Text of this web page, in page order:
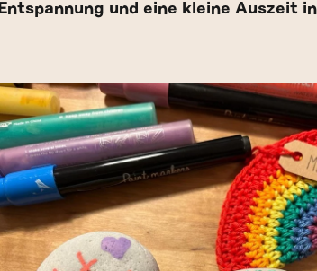
Entspannung und eine kleine Auszeit